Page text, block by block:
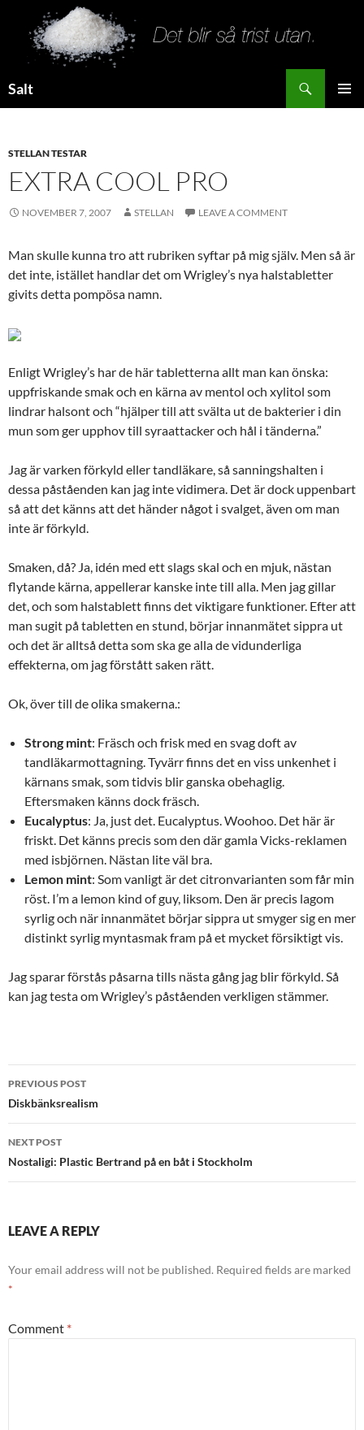
Salt
STELLAN TESTAR
EXTRA COOL PRO
NOVEMBER 7, 2007 STELLAN LEAVE A COMMENT
Man skulle kunna tro att rubriken syftar på mig själv. Men så är
det inte, istället handlar det om Wrigley’s nya halstabletter
givits detta pompösa namn.
Enligt Wrigley’s har de här tabletterna allt man kan önska:
uppfriskande smak och en kärna av mentol och xylitol som
lindrar halsont och “hjälper till att svälta ut de bakterier i din
mun som ger upphov till syraattacker och hål i tänderna.”
Jag är varken förkyld eller tandläkare, så sanningshalten i
dessa påståenden kan jag inte vidimera. Det är dock uppenbart
så att det känns att det händer något i svalget, även om man
inte är förkyld.
Smaken, då? Ja, idén med ett slags skal och en mjuk, nästan
flytande kärna, appellerar kanske inte till alla. Men jag gillar
det, och som halstablett finns det viktigare funktioner. Efter att
man sugit på tabletten en stund, börjar innanmätet sippra ut
och det är alltså detta som ska ge alla de vidunderliga
effekterna, om jag förstått saken rätt.
Ok, över till de olika smakerna.:
Strong mint: Fräsch och frisk med en svag doft av
tandläkarmottagning. Tyvärr finns det en viss unkenhet i
kärnans smak, som tidvis blir ganska obehaglig.
Eftersmaken känns dock fräsch.
Eucalyptus: Ja, just det. Eucalyptus. Woohoo. Det här är
friskt. Det känns precis som den där gamla Vicks-reklamen
med isbjörnen. Nästan lite väl bra.
Lemon mint: Som vanligt är det citronvarianten som får min
röst. I’m a lemon kind of guy, liksom. Den är precis lagom
syrlig och när innanmätet börjar sippra ut smyger sig en mer
distinkt syrlig myntasmak fram på et mycket försiktigt vis.
Jag sparar förstås påsarna tills nästa gång jag blir förkyld. Så
kan jag testa om Wrigley’s påståenden verkligen stämmer.
Post
navigation
PREVIOUS POST
Diskbänksrealism
NEXT POST
Nostaligi: Plastic Bertrand på en båt i Stockholm
LEAVE A REPLY
Your email address will not be published. Required fields are marked
*
Comment *